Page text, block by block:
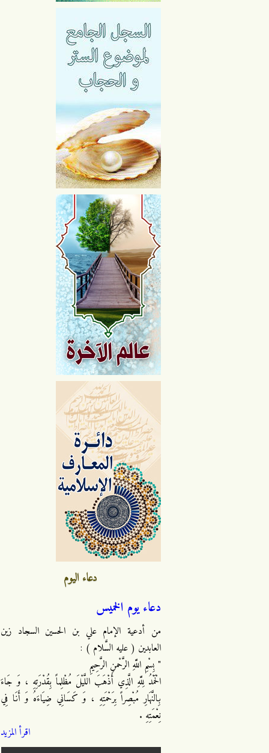
دعاء اليوم
دعاء يوم الخميس
من أدعية الإمام علي بن الحسين السجاد زين
العابدين ( عليه السَّلام ) :
" بِسْمِ اللَّهِ الرَّحْمنِ الرَّحِيمِ
الْحَمْدُ لِلَّهِ الَّذِي أَذْهَبَ اللَّيْلَ مُظْلِماً بِقُدْرَتِهِ ، وَ جَاءَ
بِالنَّهَارِ مُبْصِراً بِرَحْمَتِهِ ، وَ كَسَانِي ضِيَاءَهُ وَ أَنَا فِي
نِعْمَتِهِ .
اقرأ المزيد